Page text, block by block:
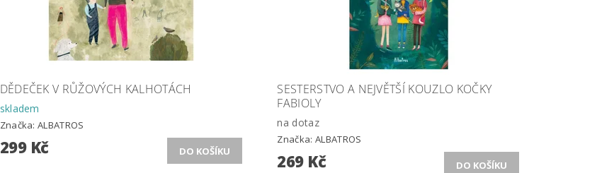
DĚDEČEK V RŮŽOVÝCH KALHOTÁCH
skladem
Značka:ALBATROS
299 Kč
SESTERSTVO A NEJVĚTŠÍ KOUZLO KOČKY
FABIOLY
na dotaz
Značka: ALBATROS
269 Kč